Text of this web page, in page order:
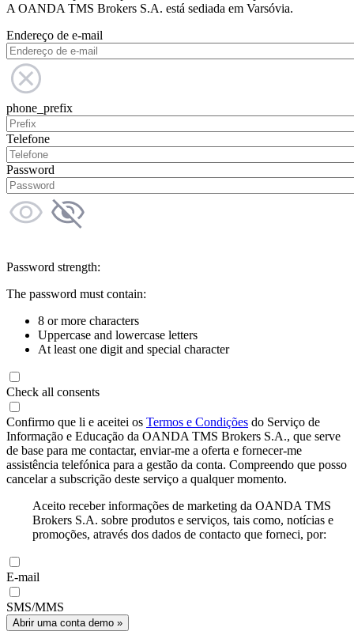
A OANDA TMS Brokers S.A. está sediada em Varsóvia.
Endereço de e-mail
phone_prefix
Telefone
Password
Password strength:
The password must contain:
8 or more characters
Uppercase and lowercase letters
At least one digit and special character
Check all consents
Confirmo que li e aceitei os Termos e Condições do Serviço de
Informação e Educação da OANDA TMS Brokers S.A., que serve
de base para me contactar, enviar-me a oferta e fornecer-me
assistência telefónica para a gestão da conta. Compreendo que posso
cancelar a subscrição deste serviço a qualquer momento.
Aceito receber informações de marketing da OANDA TMS
Brokers S.A. sobre produtos e serviços, tais como, notícias e
promoções, através dos dados de contacto que forneci, por:
E-mail
SMS/MMS
Abrir uma conta demo »